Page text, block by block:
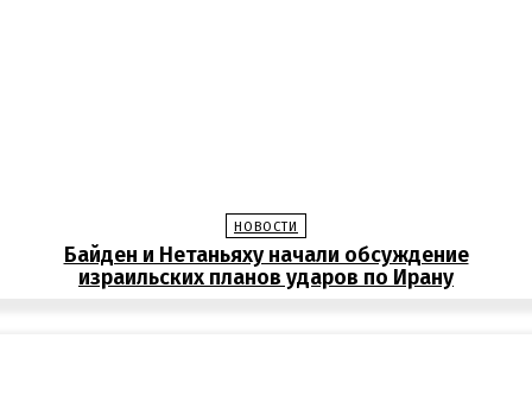
НОВОСТИ
Байден и Нетаньяху начали обсуждение
израильских планов ударов по Ирану